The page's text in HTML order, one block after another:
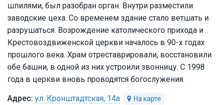
шпилями, был разобран орган. Внутри разместили
заводские цеха. Со временем здание стало ветшать и
разрушаться. Возрождение католического прихода и
Крестовоздвиженской церкви началось в 90-х годах
прошлого века. Храм отреставрировали, восстановили
обе башни, в одной из них устроили звонницу. С 1998
года в церкви вновь проводятся богослужения.
ул. Кронштадтская, 14а